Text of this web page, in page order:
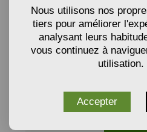
ACACIA
15,40
Nous utilisons nos
tiers pour améliorer
analysant leurs
vous continuez à
utilisation.
Accepter